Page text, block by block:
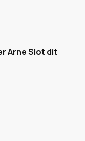
Arne Slot dit